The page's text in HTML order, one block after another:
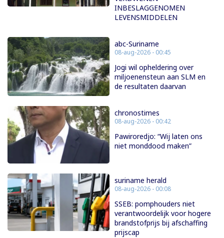
INBESLAGGENOMEN
LEVENSMIDDELEN
abc-Suriname
08-aug-2026 - 00:45
Jogi wil opheldering over
miljoenensteun aan SLM en
de resultaten daarvan
chronostimes
08-aug-2026 - 00:42
Pawiroredjo: “Wij laten ons
niet monddood maken”
suriname herald
08-aug-2026 - 00:08
SSEB: pomphouders niet
verantwoordelijk voor hogere
brandstofprijs bij afschaffing
prijscap